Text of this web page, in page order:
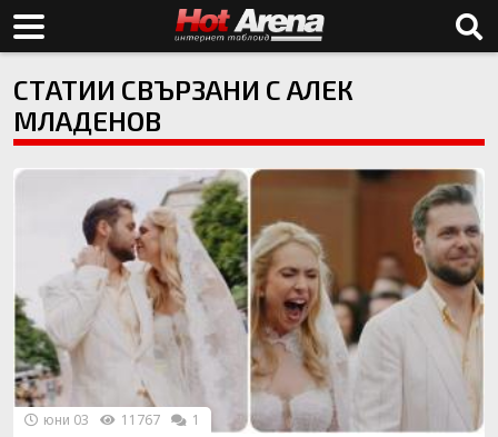
СТАТИИ СВЪРЗАНИ С АЛЕК
МЛАДЕНОВ
юни 03 11767 1